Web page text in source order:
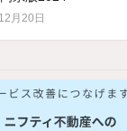
月20日
り込んでいます！